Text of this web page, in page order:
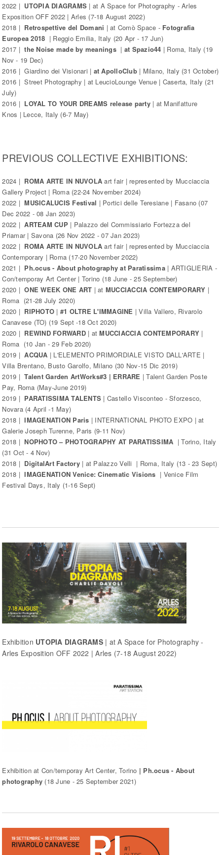
2022 | UTOPIA DIAGRAMS | at A Space for Photography - Arles
Exposition OFF 2022 | Arles (7-18 August 2022)
2018 | Retrospettive del Domani | at Comò Space -Fotografia
Europea 2018 | Reggio Emilia, Italy (20 Apr - 17 Jun)
2017 |the Noise made by meanings| at Spazio44 | Roma, Italy (19
Nov - 19 Dec)
2016 | Giardino dei Visionari | at ApolloClub| Milano, Italy (31 October)
2016 | Street Photography | at LeucioLounge Venue | Caserta, Italy (21
July)
2016 | LOYAL TO YOUR DREAMS release party| at Manifatture
Knos | Lecce, Italy (6-7 May)
PREVIOUS COLLECTIVE EXHIBITIONS:
2024 | ROMA ARTE IN NUVOLA art fair | represented by Mucciaccia
Gallery Project | Roma (22-24 November 2024)
2022 |MUSICALUCIS Festival | Portici delle Teresiane | Fasano (07
Dec 2022 - 08 Jan 2023)
2022 |ARTEAM CUP | Palazzo del Commissiario Fortezza del
Priamar | Savona (26 Nov 2022 - 07 Jan 2023)
2022 | ROMA ARTE IN NUVOLAart fair | represented by Mucciaccia
Contemporary | Roma (17-20 November 2022)
2021 | Ph.ocus - About photography at Paratissima | ARTIGLIERIA -
Con/temporay Art Center | Torino (18 June - 25 September)
2020 |ONE WEEK ONE ART | at MUCCIACCIA CONTEMPORARY |
Roma (21-28 July 2020)
2020 | RIPHOTO | #1 OLTRE L'IMMAGINE | Villa Vallero, Rivarolo
Canavese (TO) (19 Sept -18 Oct 2020)
2020 | REWIND FORWARD| atMUCCIACCIA CONTEMPORARY |
Roma (10 Jan - 29 Feb 2020)
2019 |ACQUA | L'ELEMENTO PRIMORDIALE VISTO DALL'ARTE |
Villa Brentano, Busto Garolfo, Milano (30 Nov-15 Dic 2019)
2019 |Talent Garden ArtWorks#3 | ERRARE | Talent Garden Poste
Pay, Roma (May-June 2019)
2019 | PARATISSIMA TALENTS | Castello Visconteo - Sforzesco,
Novara (4 April -1 May)
2018 |IMAGENATION Paris | INTERNATIONAL PHOTO EXPO | at
Galerie Joseph Turenne, Paris (9-11 Nov)
2018 | NOPHOTO – PHOTOGRAPHY AT PARATISSIMA | Torino, Italy
(31 Oct - 4 Nov)
2018 | DigitalArt Factory| at Palazzo Velli | Roma, Italy (13 - 23 Sept)
2018 |IMAGENATION Venice: Cinematic Visions | Venice Film
Festival Days, Italy (1-16 Sept)
Exhibition UTOPIA DIAGRAMS | at A Space for Photography -
Arles Exposition OFF 2022 | Arles (7-18 August 2022)
Exhibition at Con/temporay Art Center, Torino | Ph.ocus - About
photography (18 June - 25 September 2021)